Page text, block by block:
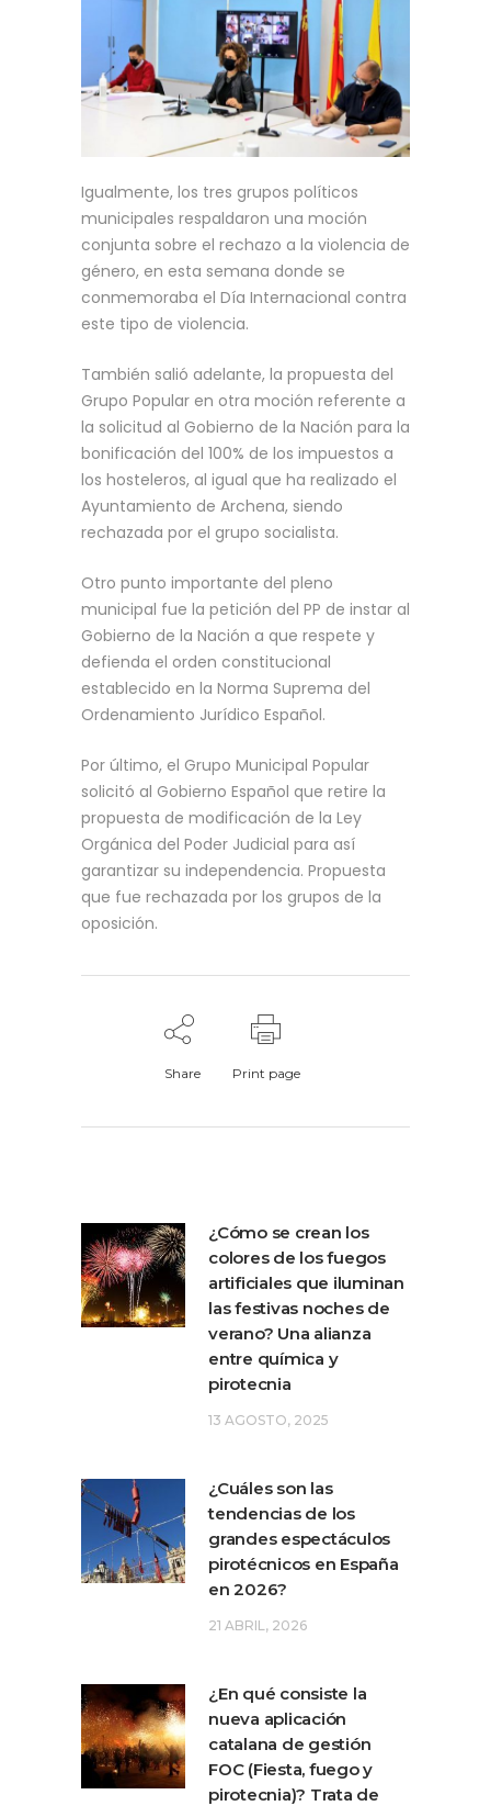
Igualmente, los tres grupos políticos
municipales respaldaron una moción
conjunta sobre el rechazo a la violencia de
género, en esta semana donde se
conmemoraba el Día Internacional contra
este tipo de violencia.
También salió adelante, la propuesta del
Grupo Popular en otra moción referente a
la solicitud al Gobierno de la Nación para la
bonificación del 100% de los impuestos a
los hosteleros, al igual que ha realizado el
Ayuntamiento de Archena, siendo
rechazada por el grupo socialista.
Otro punto importante del pleno
municipal fue la petición del PP de instar al
Gobierno de la Nación a que respete y
defienda el orden constitucional
establecido en la Norma Suprema del
Ordenamiento Jurídico Español.
Por último, el Grupo Municipal Popular
solicitó al Gobierno Español que retire la
propuesta de modificación de la Ley
Orgánica del Poder Judicial para así
garantizar su independencia. Propuesta
que fue rechazada por los grupos de la
oposición.
Share Print page
¿Cómo se crean los
colores de los fuegos
artificiales que iluminan
las festivas noches de
verano? Una alianza
entre química y
pirotecnia
13 AGOSTO, 2025
¿Cuáles son las
tendencias de los
grandes espectáculos
pirotécnicos en España
en 2026?
21 ABRIL, 2026
¿En qué consiste la
nueva aplicación
catalana de gestión
FOC (Fiesta, fuego y
pirotecnia)? Trata de